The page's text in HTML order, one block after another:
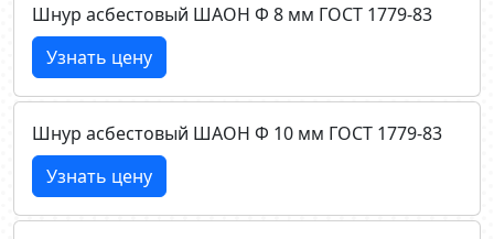
Шнур асбестовый ШАОН Ф 8 мм ГОСТ 1779-83
Узнать цену
Шнур асбестовый ШАОН Ф 10 мм ГОСТ 1779-83
Узнать цену